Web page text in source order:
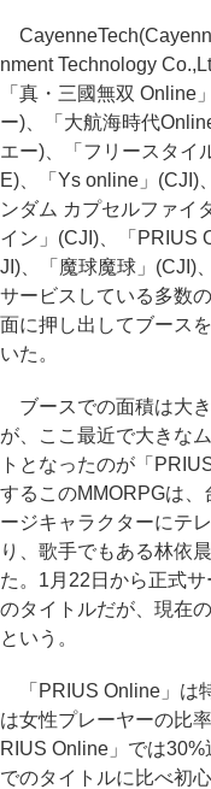
nment Technology
「真・三國無双 Online
ー)、「大航海時代
エー)、「フリースタイ
E)、「Ys online」(CJI)
ンダム カプセルファイ
イン」(CJI)、「PRIUS
JI)、「魔球魔球」(CJI)
サービスしている多数
面に押し出してブース
いた。
ブースでの面積は大
が、ここ最近で大きな
トとなったのが「
するこのMMORPGは、
ージキャラクターにテ
り、歌手でもある林依
た。1月22日から正式
のタイトルだが、現在
という。
「PRIUS Online」は
は女性プレーヤーの比
RIUS Online」では
でのタイトルに比べ初